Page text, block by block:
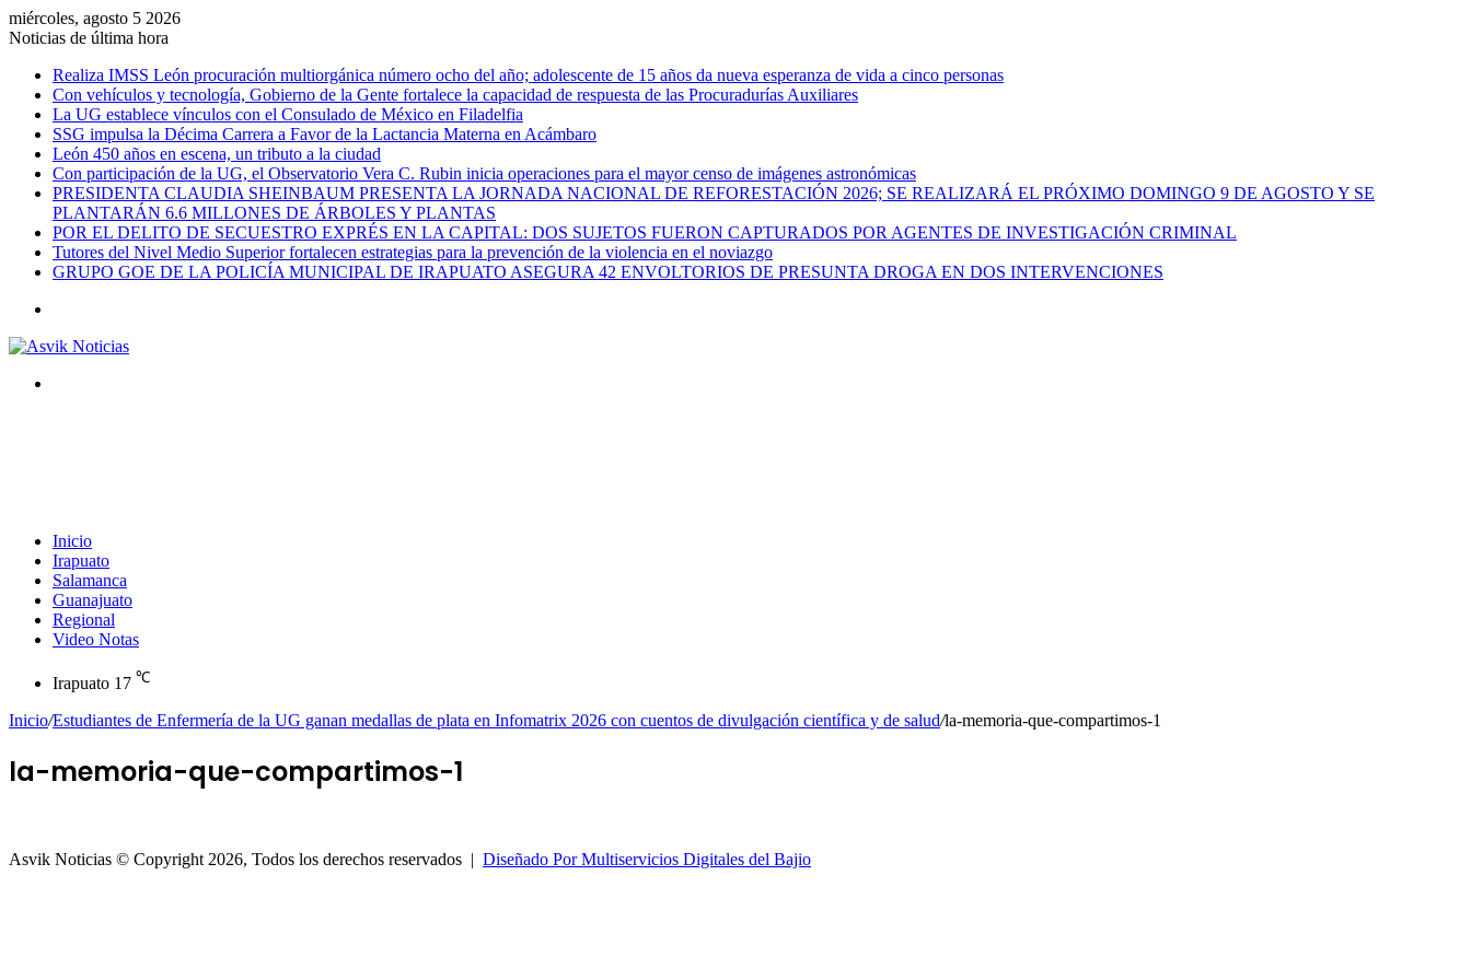
miércoles, agosto 5 2026
Noticias de última hora
Realiza IMSS León procuración multiorgánica número ocho del año; adolescente de 15 años da nueva esperanza de vida a cinco personas
Con vehículos y tecnología, Gobierno de la Gente fortalece la capacidad de respuesta de las Procuradurías Auxiliares
La UG establece vínculos con el Consulado de México en Filadelfia
SSG impulsa la Décima Carrera a Favor de la Lactancia Materna en Acámbaro
León 450 años en escena, un tributo a la ciudad
Con participación de la UG, el Observatorio Vera C. Rubin inicia operaciones para el mayor censo de imágenes astronómicas
PRESIDENTA CLAUDIA SHEINBAUM PRESENTA LA JORNADA NACIONAL DE REFORESTACIÓN 2026; SE REALIZARÁ EL PRÓXIMO DOMINGO 9 DE AGOSTO Y SE
PLANTARÁN 6.6 MILLONES DE ÁRBOLES Y PLANTAS
POR EL DELITO DE SECUESTRO EXPRÉS EN LA CAPITAL: DOS SUJETOS FUERON CAPTURADOS POR AGENTES DE INVESTIGACIÓN CRIMINAL
Tutores del Nivel Medio Superior fortalecen estrategias para la prevención de la violencia en el noviazgo
GRUPO GOE DE LA POLICÍA MUNICIPAL DE IRAPUATO ASEGURA 42 ENVOLTORIOS DE PRESUNTA DROGA EN DOS INTERVENCIONES
Inicio
Irapuato
Salamanca
Guanajuato
Regional
Video Notas
Irapuato 17 ℃
Inicio/Estudiantes de Enfermería de la UG ganan medallas de plata en Infomatrix 2026 con cuentos de divulgación científica y de salud/la-memoria-que-compartimos-1
la-memoria-que-compartimos-1
Asvik Noticias © Copyright 2026, Todos los derechos reservados | Diseñado Por Multiservicios Digitales del Bajio